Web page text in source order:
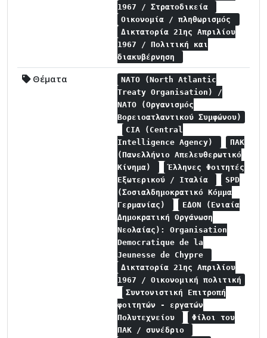
1967 / Στρατοδικεία
Οικονομία / πληθωρισμός
Δικτατορία 21ης Απριλίου
1967 / Πολιτική και
διακυβέρνηση
Θέματα
NATO (North Atlantic
Treaty Organisation) /
NATO (Οργανισμός
Βορειοατλαντικού Συμφώνου)
CIA (Central
Intelligence Agency)
ΠΑΚ
(Πανελλήνιο Απελευθερωτικό
Κίνημα)
Έλληνες Φοιτητές
Εξωτερικού / Ιταλία
SPD
(Σοσιαλδημοκρατικό Κόμμα
Γερμανίας)
ΕΔΟΝ (Ενιαία
Δημοκρατική Οργάνωση
Νεολαίας): Organisation
Democratique de la
Jeunesse de Chypre
Δικτατορία 21ης Απριλίου
1967 / Οικονομική πολιτική
Συντονιστική Επιτροπή
φοιτητών - εργατών
Πολυτεχνείου
Φίλοι του
ΠΑΚ / συνέδριο